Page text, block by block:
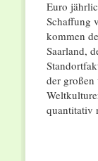
Euro
Schaffung
kommen
Saarland,
der großen
quantitativ